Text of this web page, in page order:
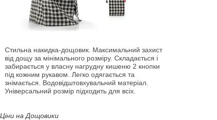
Стильна накидка-дощовик. Максимальний захист
від дощу за мінімального розміру. Складається і
забирається у власну нагрудну кишеню 2 кнопки
під кожним рукавом. Легко одягається та
знімається. Водовідштовхувальний матеріал.
Універсальний розмір підходить для всіх.
Ціни на Дощовики